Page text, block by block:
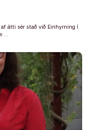
átti sér stað við Einhyrning í
…